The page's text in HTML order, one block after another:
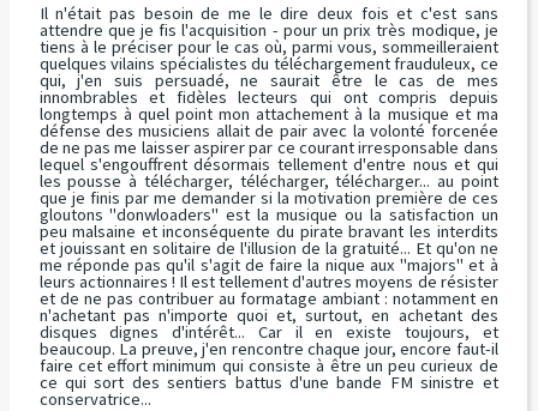
Il n'était pas besoin de me le dire deux fois et c'est sans
attendre que je fis l'acquisition - pour un prix très modique, je
tiens à le préciser pour le cas où, parmi vous, sommeilleraient
quelques vilains spécialistes du téléchargement frauduleux, ce
qui, j'en suis persuadé, ne saurait être le cas de mes
innombrables et fidèles lecteurs qui ont compris depuis
longtemps à quel point mon attachement à la musique et ma
défense des musiciens allait de pair avec la volonté forcenée
de ne pas me laisser aspirer par ce courant irresponsable dans
lequel s'engouffrent désormais tellement d'entre nous et qui
les pousse à télécharger, télécharger, télécharger... au point
que je finis par me demander si la motivation première de ces
gloutons "donwloaders" est la musique ou la satisfaction un
peu malsaine et inconséquente du pirate bravant les interdits
et jouissant en solitaire de l'illusion de la gratuité... Et qu'on ne
me réponde pas qu'il s'agit de faire la nique aux "majors" et à
leurs actionnaires ! Il est tellement d'autres moyens de résister
et de ne pas contribuer au formatage ambiant : notamment en
n'achetant pas n'importe quoi et, surtout, en achetant des
disques dignes d'intérêt... Car il en existe toujours, et
beaucoup. La preuve, j'en rencontre chaque jour, encore faut-il
faire cet effort minimum qui consiste à être un peu curieux de
ce qui sort des sentiers battus d'une bande FM sinistre et
conservatrice...